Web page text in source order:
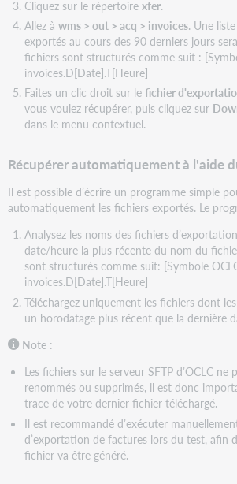
Cliquez sur le répertoire xfer.
Allez à wms > out > acq > invoices. Une
exportés au cours des 90 derniers jours
fichiers sont structurés comme suit :
invoices.D[Date].T[Heure]
Faites un clic droit sur le fichier
vous voulez récupérer, puis cliquez sur
dans le menu contextuel.
Récupérer automatiquement à l'aide
Il est possible d’écrire un programme simple
automatiquement les fichiers exportés. Le
Analysez les noms des fichiers
date/heure la plus récente du nom du
sont structurés comme suit: [Symbole
invoices.D[Date].T[Heure]
Téléchargez uniquement les fichiers dont
un horodatage plus récent que la dernière
Note :
Les fichiers sur le serveur SFTP d’OCLC ne
renommés ou supprimés, il est donc
trace de votre dernier fichier téléchargé.
Il est recommandé d’exécuter
d’exportation de factures lors du test, afin
fichier va être généré.